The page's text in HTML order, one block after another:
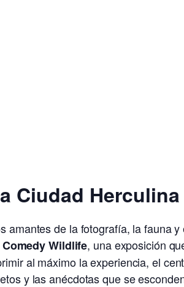
Ciudad Herculina
amantes de la fotografía, la fauna y
Comedy Wildlife, una exposición
al máximo la experiencia, el
y las anécdotas que se